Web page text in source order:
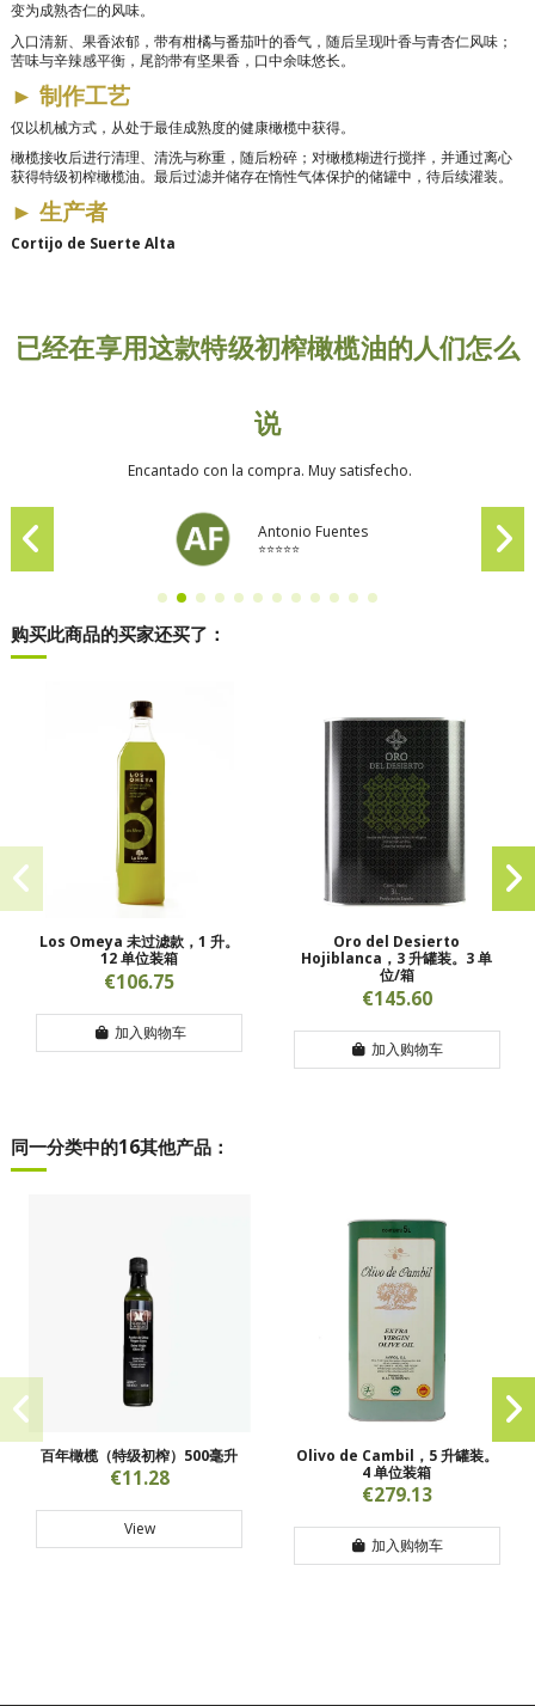
变为成熟杏仁的风味。
入口清新、果香浓郁，带有柑橘与番茄叶的香气，随后呈现叶香与青杏仁风味；
苦味与辛辣感平衡，尾韵带有坚果香，口中余味悠长。
► 制作工艺
仅以机械方式，从处于最佳成熟度的健康橄榄中获得。
橄榄接收后进行清理、清洗与称重，随后粉碎；对橄榄糊进行搅拌，并通过离心
获得特级初榨橄榄油。最后过滤并储存在惰性气体保护的储罐中，待后续灌装。
► 生产者
Cortijo de Suerte Alta
已经在享用这款特级初榨橄榄油的人们怎么
说
Encantado con la compra. Muy satisfecho.
Antonio Fuentes
⭐⭐⭐⭐⭐
购买此商品的买家还买了：
Los Omeya 未过滤款，1 升。
12 单位装箱
€106.75
加入购物车
Oro del Desierto
Hojiblanca，3 升罐装。3 单
位/箱
€145.60
加入购物车
同一分类中的16其他产品：
百年橄榄（特级初榨）500毫升
€11.28
View
Olivo de Cambil，5 升罐装。
4 单位装箱
€279.13
加入购物车